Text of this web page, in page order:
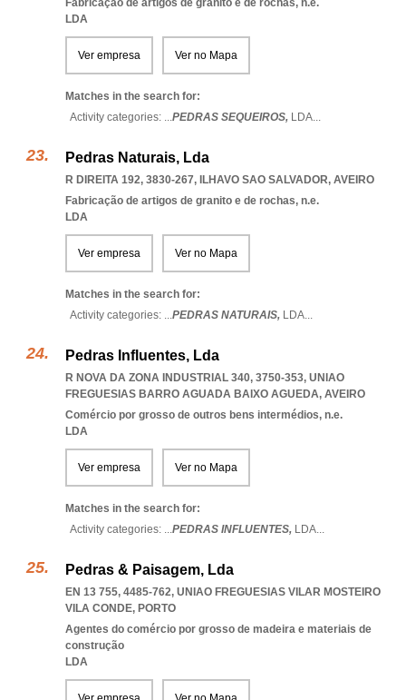
Fabricação de artigos de granito e de rochas, n.e.
LDA
Ver empresa Ver no Mapa
Matches in the search for:
Activity categories: ...PEDRAS SEQUEIROS, LDA...
Pedras Naturais, Lda
R DIREITA 192, 3830-267, ILHAVO SAO SALVADOR, AVEIRO
Fabricação de artigos de granito e de rochas, n.e.
LDA
Ver empresa Ver no Mapa
Matches in the search for:
Activity categories: ...PEDRAS NATURAIS, LDA...
Pedras Influentes, Lda
R NOVA DA ZONA INDUSTRIAL 340, 3750-353, UNIAO
FREGUESIAS BARRO AGUADA BAIXO AGUEDA, AVEIRO
Comércio por grosso de outros bens intermédios, n.e.
LDA
Ver empresa Ver no Mapa
Matches in the search for:
Activity categories: ...PEDRAS INFLUENTES, LDA...
Pedras & Paisagem, Lda
EN 13 755, 4485-762, UNIAO FREGUESIAS VILAR MOSTEIRO
VILA CONDE, PORTO
Agentes do comércio por grosso de madeira e materiais de
construção
LDA